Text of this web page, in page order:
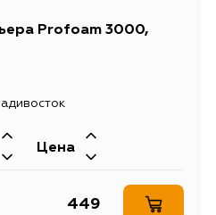
Profoam 3000,
Цена
449